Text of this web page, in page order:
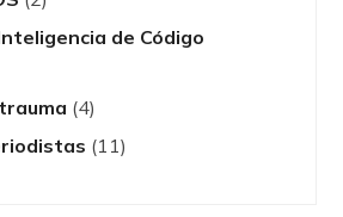
de Código
(4)
(11)